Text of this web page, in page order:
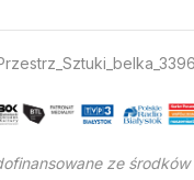
ze środków